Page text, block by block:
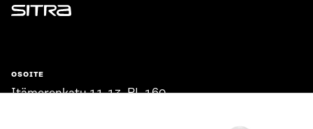
Sitra
OSOITE
Itämerenkatu 11-13, PL 160,